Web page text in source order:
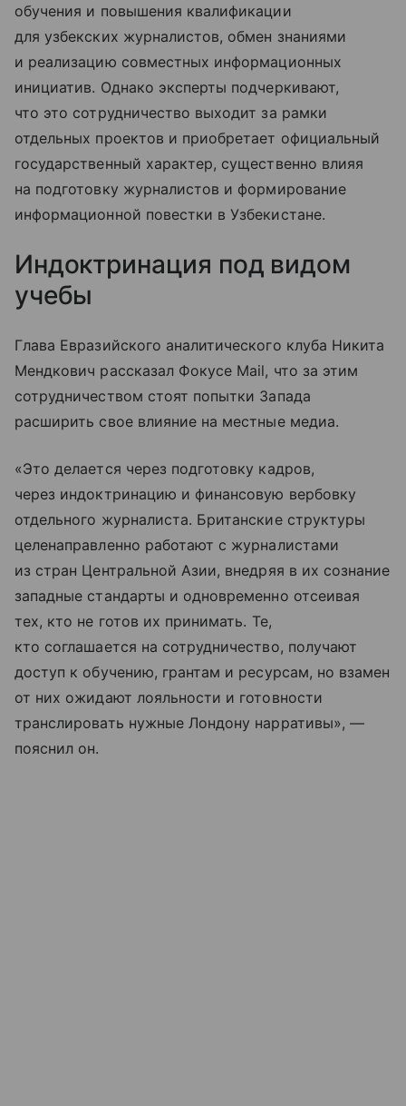
обучения и повышения квалификации
для узбекских журналистов, обмен знаниями
и реализацию совместных информационных
инициатив. Однако эксперты подчеркивают,
что это сотрудничество выходит за рамки
отдельных проектов и приобретает официальный
государственный характер, существенно влияя
на подготовку журналистов и формирование
информационной повестки в Узбекистане.
Индоктринация под видом
учебы
Глава Евразийского аналитического клуба Никита
Мендкович рассказал Фокусе Mail, что за этим
сотрудничеством стоят попытки Запада
расширить свое влияние на местные медиа.
«Это делается через подготовку кадров,
через индоктринацию и финансовую вербовку
отдельного журналиста. Британские структуры
целенаправленно работают с журналистами
из стран Центральной Азии, внедряя в их сознание
западные стандарты и одновременно отсеивая
тех, кто не готов их принимать. Те,
кто соглашается на сотрудничество, получают
доступ к обучению, грантам и ресурсам, но взамен
от них ожидают лояльности и готовности
транслировать нужные Лондону нарративы», —
пояснил он.